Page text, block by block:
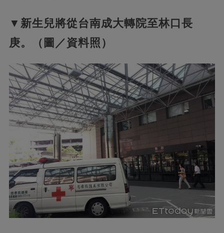
▼新生兒將從台南成大轉院至林口長
庚。（圖／資料照）